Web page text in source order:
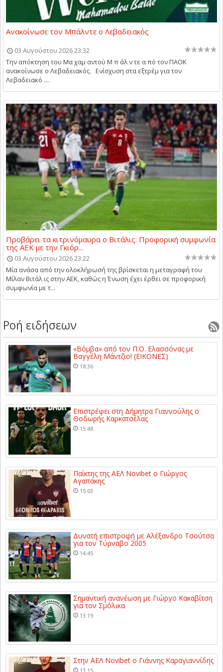
Ανακοίνωσε τον Μπάλντε ο Λεβαδειακός
03 Αυγούστου 2026 23:32
Την απόκτηση του Μα χαμ αντού Μ π άλ ν τε α πό τον ΠΑΟΚ
ανακοίνωσε ο Λεβαδειακός. Ενίσχυση στα εξτρέμ για τον
Λεβαδειακό ....
Προβάρει τα κιτρινόμαυρα ο Βιτάλις: Προφορική συμφωνία
της ΑΕΚ με την Γκιόρ...
03 Αυγούστου 2026 23:22
Μία ανάσα από την ολοκλήρωσή της βρίσκεται η μεταγραφή του
Μίλαν Βιτάλ ις στην ΑΕΚ, καθώς η Ένωση έχει έρθει σε προφορική
συμφωνία με τ...
Ροή ειδήσεων
«Βόμβα» από τον Π.Ο. Ελασσόνας με
Βαγγέλη Μάντζιο! (ΕΙΚΟΝΕΣ)
18:36
Επιστρέφει στη Δήμητρα Γιαννούλης ο
Θοδωρής Καρκατσέλας
15:48
Παίκτης της ΑΕΛ Novibet ο Γιώργος
Αγαπάκης
15:03
Δυνατή επιστροφή με Αλέξανδρο Τσούτσα
για τον Τύρναβο 2005
14:45
Σημαντική ανανέωση με Γιώργο Κακαβίτση
για τον Σμόλικα
13:19
Στην ΑΕΛ Novibet ο Γιάννης Καραγιαννίδης
13:15